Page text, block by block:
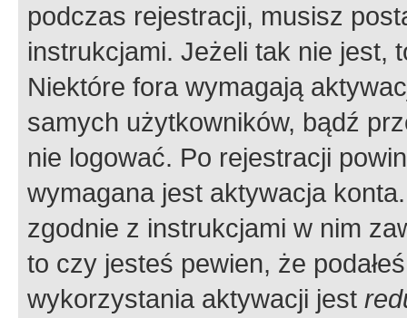
podczas rejestracji, musisz
instrukcjami. Jeżeli tak nie jest,
Niektóre fora wymagają
samych użytkowników, bądź
nie logować. Po rejestracji
wymagana jest aktywacja
zgodnie z instrukcjami w nim
to czy jesteś pewien, że
wykorzystania aktywacji jest